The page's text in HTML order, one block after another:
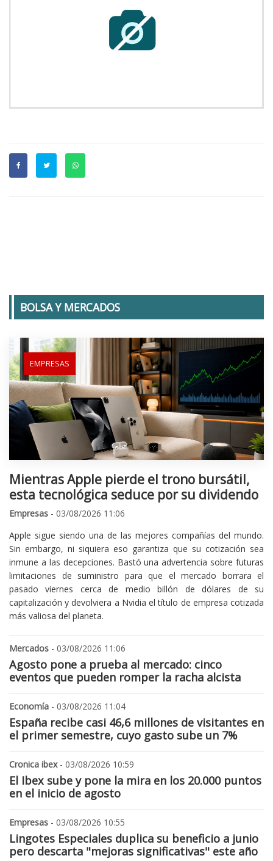
BOLSA Y MERCADOS
EMPRESAS
Mientras Apple pierde el trono bursátil,
esta tecnológica seduce por su dividendo
Empresas - 03/08/2026 11:06
Apple sigue siendo una de las mejores compañías del mundo.
Sin embargo, ni siquiera eso garantiza que su cotización sea
inmune a las decepciones. Bastó una advertencia sobre futuras
limitaciones de suministro para que el mercado borrara el
pasado viernes cerca de medio billón de dólares de su
capitalización y devolviera a Nvidia el título de empresa cotizada
más valiosa del planeta.
Mercados - 03/08/2026 11:06
Agosto pone a prueba al mercado: cinco
eventos que pueden romper la racha alcista
Economía - 03/08/2026 11:04
España recibe casi 46,6 millones de visitantes en
el primer semestre, cuyo gasto sube un 7%
Cronica ibex- 03/08/2026 10:59
El Ibex sube y pone la mira en los 20.000 puntos
en el inicio de agosto
Empresas - 03/08/2026 10:55
Lingotes Especiales duplica su beneficio a junio
pero descarta "mejoras significativas" este año